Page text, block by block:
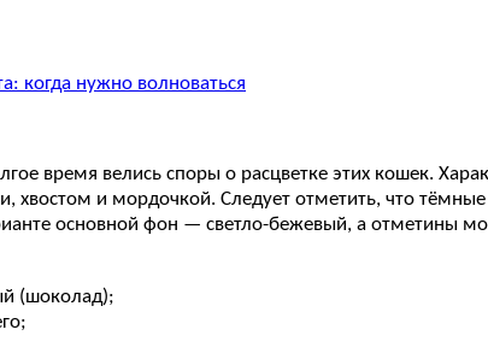
когда нужно волноваться
время велись споры о расцветке этих кошек.
хвостом и мордочкой. Следует отметить, что
основной фон — светло-бежевый, а отметины
(шоколад);